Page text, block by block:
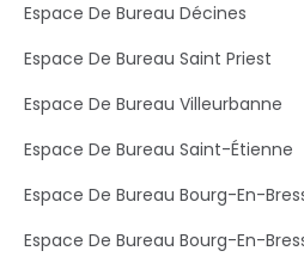
Espace De Bureau Décines
Espace De Bureau Saint Priest
Espace De Bureau Villeurbanne
Espace De Bureau Saint-Étienne
Espace De Bureau Bourg-En-
Espace De Bureau Bourg-En-